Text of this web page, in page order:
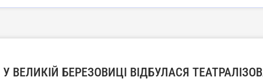
У ВЕЛИКІЙ БЕРЕЗОВИЦІ ВІДБУЛАСЯ